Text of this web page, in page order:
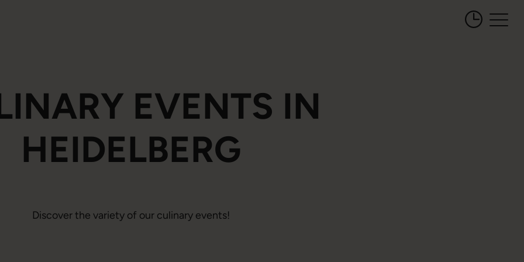
Öffnungszeiten
EVENTS IN
HEIDELBERG
Discover the variety of our culinary events!